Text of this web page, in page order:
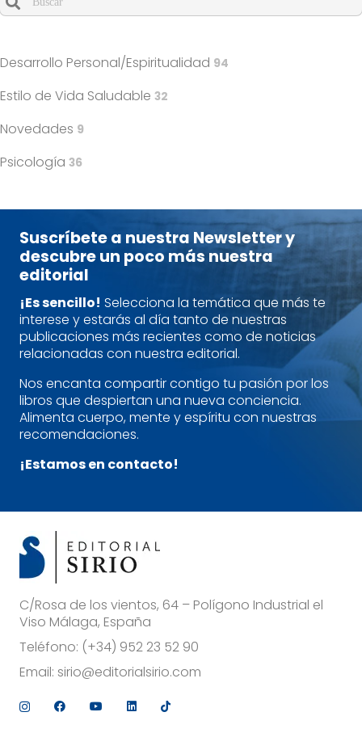
Desarrollo Personal/Espiritualidad 94
Estilo de Vida Saludable 32
Novedades 9
Psicología 36
Suscríbete a nuestra Newsletter y
descubre un poco más nuestra
editorial
¡Es sencillo! Selecciona la temática que más te
interese y estarás al día tanto de nuestras
publicaciones más recientes como de noticias
relacionadas con nuestra editorial.
Nos encanta compartir contigo tu pasión por los
libros que despiertan una nueva conciencia.
Alimenta cuerpo, mente y espíritu con nuestras
recomendaciones.
¡Estamos en contacto!
C/Rosa de los vientos, 64 – Polígono Industrial el
Viso Málaga, España
Teléfono: (+34) 952 23 52 90
Email: sirio@editorialsirio.com